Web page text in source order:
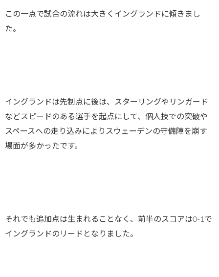
この一点で試合の流れは大きくイングランドに傾きまし
た。
イングランドは先制点に後は、スターリングやリンガード
などスピードのある選手を起点にして、個人技での突破や
スペースへの走り込みによりスウェーデンの守備陣を崩す
場面が多かったです。
それでも追加点は生まれることなく、前半のスコアは0-1で
イングランドのリードとなりました。